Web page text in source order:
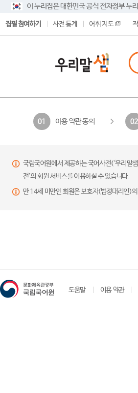
이 누리집은 대한민국 공식 전자정부 누
집필 참여하기 사전 통계 어휘 지도
01 이용 약관 동의 02
국립국어원에서 제공하는 국어사전(‘우리말
전’의 회원 서비스를 이용하실 수 있습니다.
만 14세 미만인 회원은 보호자(법정대리인)
도움말 이용 약관